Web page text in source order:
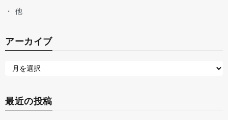
他
アーカイブ
最近の投稿